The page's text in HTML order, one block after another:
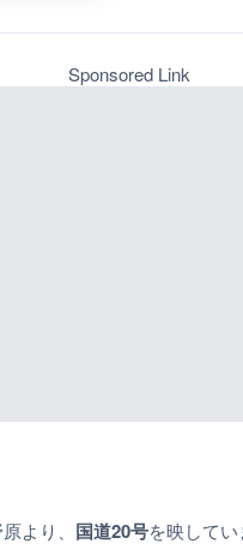
Sponsored Link
より、 国道20号を映して